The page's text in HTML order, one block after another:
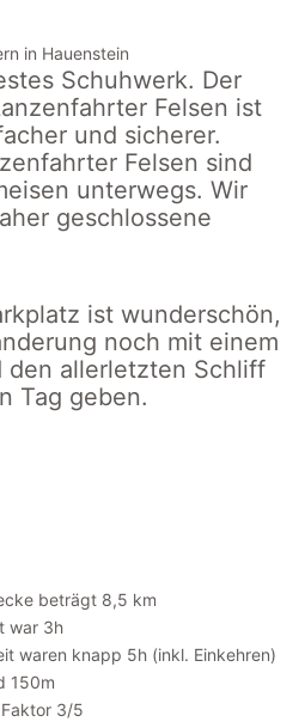
in Hauenstein
Schuhwerk. Der
Felsen ist
und sicherer.
Felsen sind
unterwegs. Wir
geschlossene
ist wunderschön,
noch mit einem
den allerletzten Schliff
Tag geben.
beträgt 8,5 km
war 3h
waren knapp 5h (inkl. Einkehren)
150m
3/5